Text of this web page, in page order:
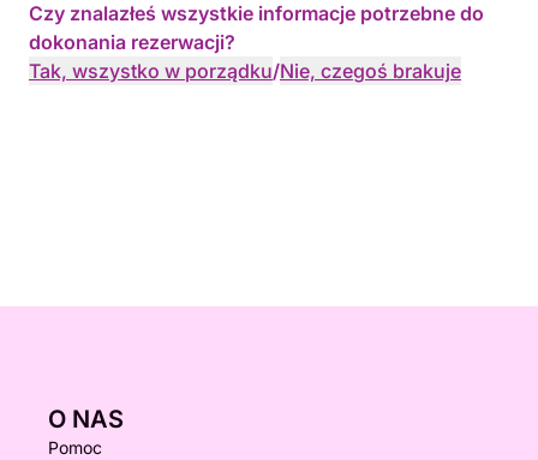
Czy znalazłeś wszystkie informacje potrzebne do
dokonania rezerwacji?
Tak, wszystko w porządku/Nie, czegoś brakuje
O NAS
Pomoc